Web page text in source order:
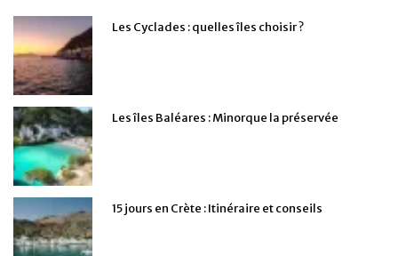
Les Cyclades : quelles îles choisir ?
Les îles Baléares : Minorque la préservée
15 jours en Crète : Itinéraire et conseils